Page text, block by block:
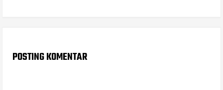
POSTING KOMENTAR